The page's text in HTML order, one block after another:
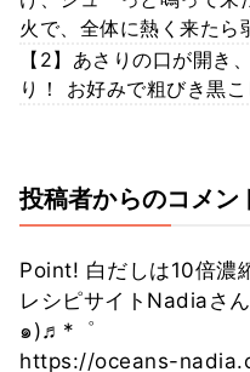
火で、全体に熱く来たら
【2】あさりの口が開き
り！ お好みで粗びき黒
投稿者からのコメン
Point! 白だしは10倍濃
レシピサイトNadiaさ
๑)♬*゜
https://oceans-